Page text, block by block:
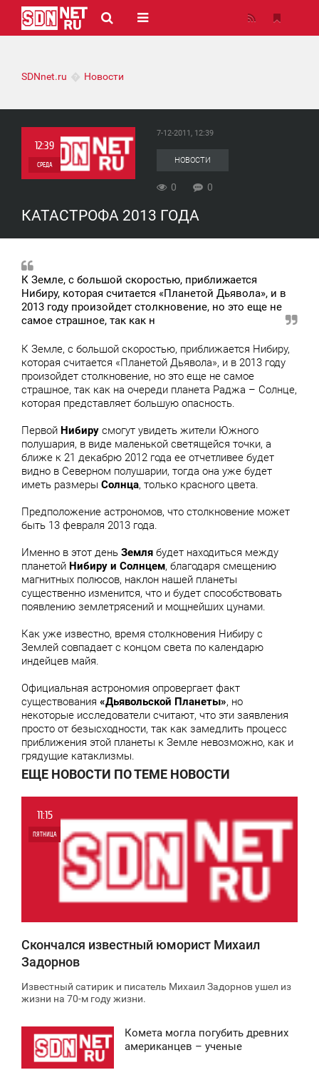
SDNnet.ru Новости
12:39
СРЕДА
7-12-2011, 12:39
НОВОСТИ
0 0
КАТАСТРОФА 2013 ГОДА
К Земле, с большой скоростью, приближается
Нибиру, которая считается «Планетой Дьявола», и в
2013 году произойдет столкновение, но это еще не
самое страшное, так как н
К Земле, с большой скоростью, приближается Нибиру,
которая считается «Планетой Дьявола», и в 2013 году
произойдет столкновение, но это еще не самое
страшное, так как на очереди планета Раджа – Солнце,
которая представляет большую опасность.
Первой Нибиру смогут увидеть жители Южного
полушария, в виде маленькой светящейся точки, а
ближе к 21 декабрю 2012 года ее отчетливее будет
видно в Северном полушарии, тогда она уже будет
иметь размеры Солнца, только красного цвета.
Предположение астрономов, что столкновение может
быть 13 февраля 2013 года.
Именно в этот день Земля будет находиться между
планетой Нибиру и Солнцем, благодаря смещению
магнитных полюсов, наклон нашей планеты
существенно изменится, что и будет способствовать
появлению землетрясений и мощнейших цунами.
Как уже известно, время столкновения Нибиру с
Землей совпадает с концом света по календарю
индейцев майя.
Официальная астрономия опровергает факт
существования «Дьявольской Планеты», но
некоторые исследователи считают, что эти заявления
просто от безысходности, так как замедлить процесс
приближения этой планеты к Земле невозможно, как и
грядущие катаклизмы.
ЕЩЕ НОВОСТИ ПО ТЕМЕ НОВОСТИ
11:15
ПЯТНИЦА
Скончался известный юморист Михаил
Задорнов
Известный сатирик и писатель Михаил Задорнов ушел из
жизни на 70-м году жизни.
Комета могла погубить древних
американцев – ученые